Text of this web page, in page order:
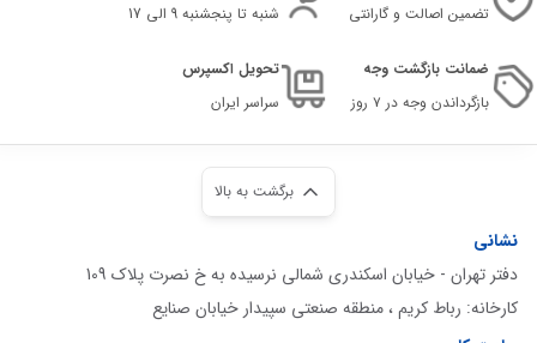
تضمین اصالت و گارانتی
شنبه تا پنجشنبه 9 الی 17
ضمانت بازگشت وجه
بازگرداندن وجه در ۷ روز
تحویل اکسپرس
سراسر ایران
برگشت به بالا
نشانی
دفتر تهران - خیابان اسکندری شمالی نرسیده به خ نصرت پلاک 109
کارخانه: رباط کریم ، منطقه صنعتی سپیدار خیابان صنایع